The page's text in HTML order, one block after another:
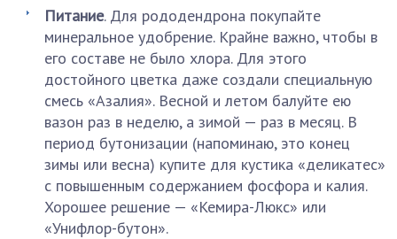
Питание. Для рододендрона покупайте
минеральное удобрение. Крайне важно, чтобы в
его составе не было хлора. Для этого
достойного цветка даже создали специальную
смесь «Азалия». Весной и летом балуйте ею
вазон раз в неделю, а зимой — раз в месяц. В
период бутонизации (напоминаю, это конец
зимы или весна) купите для кустика «деликатес»
с повышенным содержанием фосфора и калия.
Хорошее решение — «Кемира-Люкс» или
«Унифлор-бутон».